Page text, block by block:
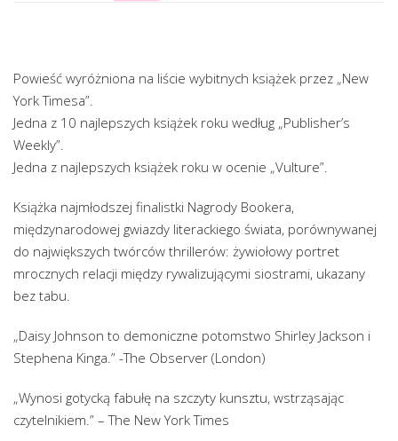
Powieść wyróżniona na liście wybitnych książek przez „New
York Timesa”.
Jedna z 10 najlepszych książek roku według „Publisher’s
Weekly”.
Jedna z najlepszych książek roku w ocenie „Vulture”.
Książka najmłodszej finalistki Nagrody Bookera,
międzynarodowej gwiazdy literackiego świata, porównywanej
do największych twórców thrillerów: żywiołowy portret
mrocznych relacji między rywalizującymi siostrami, ukazany
bez tabu.
„Daisy Johnson to demoniczne potomstwo Shirley Jackson i
Stephena Kinga.” -The Observer (London)
„Wynosi gotycką fabułę na szczyty kunsztu, wstrząsając
czytelnikiem.” – The New York Times